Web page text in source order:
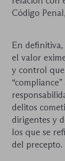
Código
En definitiva,
el valor
y control
delitos
dirigentes y
los que se
del precepto.